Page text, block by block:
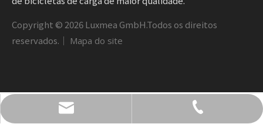
Copyright © 2026Luxmea GmbH.Todos os direitos
reservados.｜ Mapa do site